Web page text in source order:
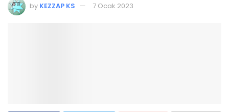
by KEZZAP KS 7 Ocak 2023